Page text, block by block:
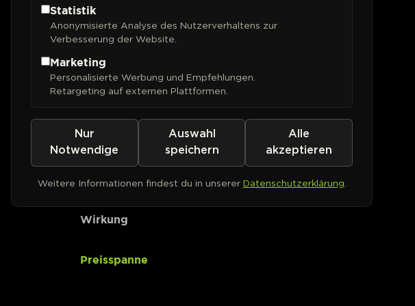
CBD-Gehalt
Ertrag (Outdoor)
Pflanzenhöhe
Geschmack
Wirkung
Preisspanne
Statistik
Anonymisierte Analyse des Nutzerverhaltens zur
Verbesserung der Website.
Marketing
Personalisierte Werbung und Empfehlungen.
Retargeting auf externen Plattformen.
Nur
Notwendige
Auswahl
speichern
Alle
akzeptieren
Weitere Informationen findest du in unserer Datenschutzerklärung